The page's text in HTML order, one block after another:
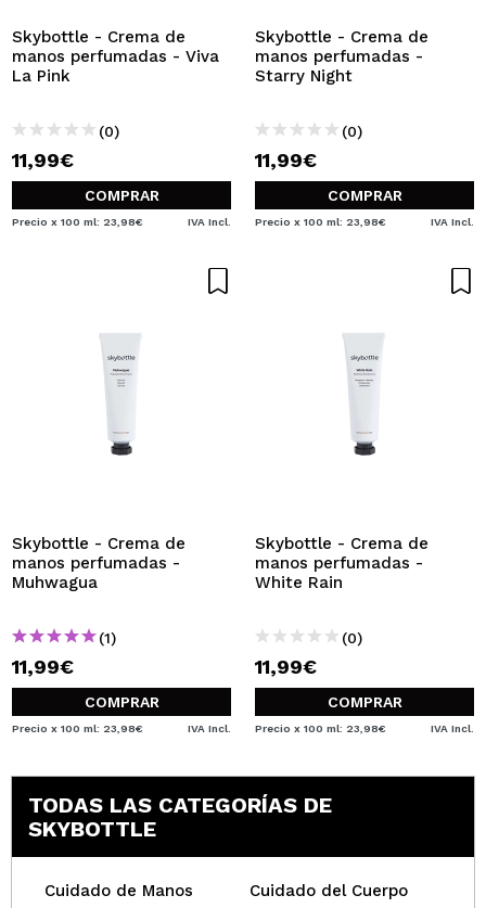
Skybottle - Crema de
manos perfumadas - Viva
La Pink
(0)
11,99€
COMPRAR
Precio x 100 ml: 23,98€ IVA Incl.
Skybottle - Crema de
manos perfumadas -
Starry Night
(0)
11,99€
COMPRAR
Precio x 100 ml: 23,98€ IVA Incl.
Skybottle - Crema de
manos perfumadas -
Muhwagua
(1)
11,99€
COMPRAR
Precio x 100 ml: 23,98€ IVA Incl.
Skybottle - Crema de
manos perfumadas -
White Rain
(0)
11,99€
COMPRAR
Precio x 100 ml: 23,98€ IVA Incl.
TODAS LAS CATEGORÍAS DE
SKYBOTTLE
Cuidado de Manos Cuidado del Cuerpo